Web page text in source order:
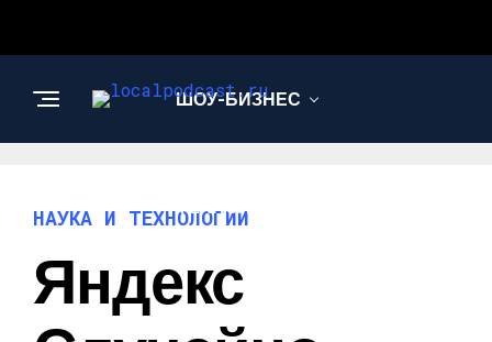
ШОУ-БИЗНЕС
ТЕХНОЛОГИИ
НАУКА И ТЕХНОЛОГИИ
Яндекс